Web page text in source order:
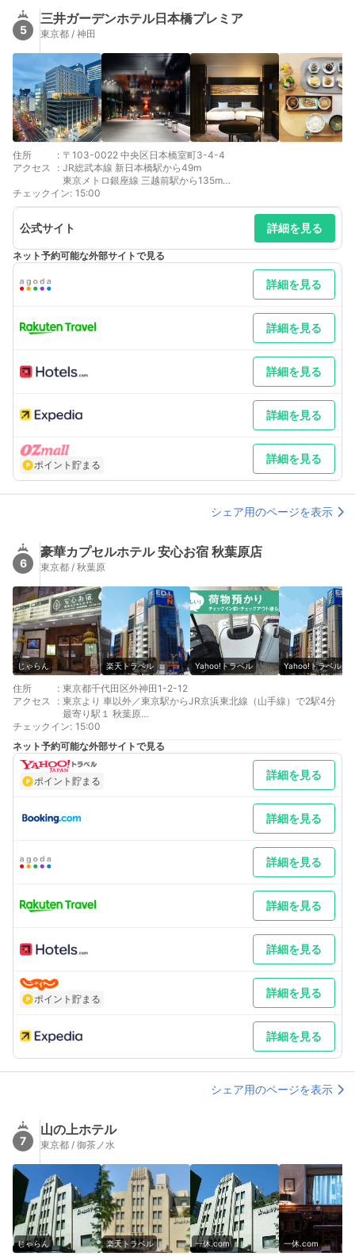
5
三井ガーデンホテル日本橋プレミア
東京都 / 神田
住所 : 〒103-0022 中央区日本橋室町3-4-4
アクセス
: JR総武本線 新日本橋駅から49m
東京メトロ銀座線 三越前駅から135m
東京メトロ半蔵門線 三越前駅から380m
JR京浜東北線 神田駅から411m
チェックイン: 15:00
公式サイト 詳細を見る
ネット予約可能な外部サイトで見る
詳細を見る
詳細を見る
詳細を見る
詳細を見る
ポイント貯まる 詳細を見る
シェア用のページを表示
6
豪華カプセルホテル 安心お宿 秋葉原店
東京都 / 秋葉原
じゃらん 楽天トラベル Yahoo!トラベル Yahoo!トラベル
住所 : 東京都千代田区外神田1-2-12
アクセス
: 東京より 車以外／東京駅からJR京浜東北線（山手線）で2駅4分
最寄り駅１ 秋葉原
最寄り駅２ 神田
最寄り駅３ 御茶ノ水
チェックイン: 15:00
ネット予約可能な外部サイトで見る
ポイント貯まる 詳細を見る
詳細を見る
詳細を見る
詳細を見る
詳細を見る
ポイント貯まる 詳細を見る
詳細を見る
シェア用のページを表示
7
山の上ホテル
東京都 / 御茶ノ水
じゃらん 楽天トラベル 一休.com 一休.com